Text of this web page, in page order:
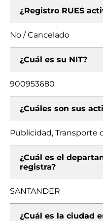
¿Registro RUES
No / Cancelado
¿Cuál es su NIT?
900953680
¿Cuáles son sus
Publicidad, Transporte
¿Cuál es el
registra?
SANTANDER
¿Cuál es la ciudad